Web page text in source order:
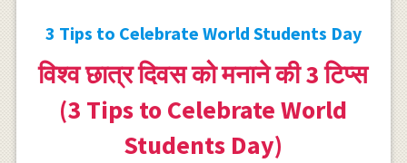
3 Tips to Celebrate World Students Day
विश्व छात्र दिवस को मनाने की 3 टिप्स
(3 Tips to Celebrate World
Students Day)